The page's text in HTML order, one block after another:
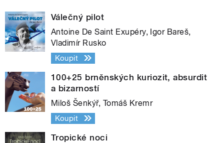
Válečný pilot
Antoine De Saint Exupéry, Igor Bareš,
Vladimír Rusko
Koupit
100+25 brněnských kuriozit, absurdit
a bizarností
Miloš Šenkýř, Tomáš Kremr
Koupit
Tropické noci